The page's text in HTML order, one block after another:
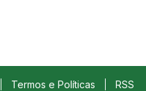
Termos e Políticas RSS